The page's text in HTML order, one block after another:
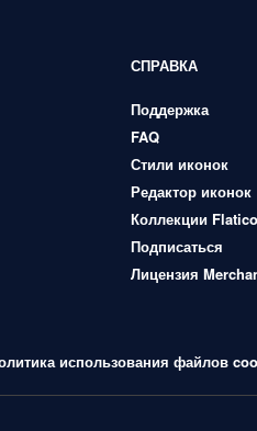
СПРАВКА
Поддержка
FAQ
Стили иконок
Редактор иконок
Коллекции
Подписаться
Лицензия
использования файлов